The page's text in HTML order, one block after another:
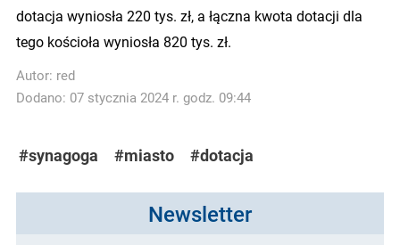
dotacja wyniosła 220 tys. zł, a łączna kwota dotacji dla
tego kościoła wyniosła 820 tys. zł.
Autor: red
Dodano: 07 stycznia 2024 r. godz. 09:44
#synagoga #miasto #dotacja
Newsletter